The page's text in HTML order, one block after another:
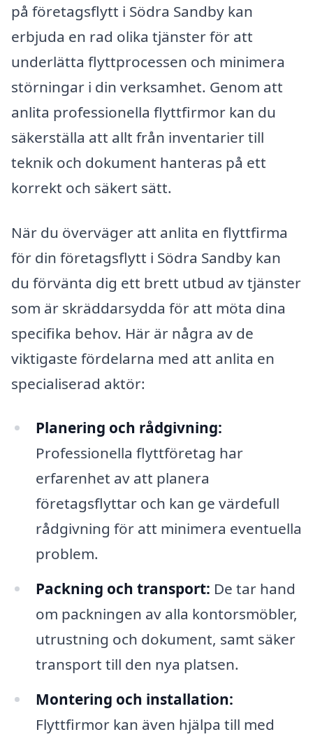
på företagsflytt i Södra Sandby kan
erbjuda en rad olika tjänster för att
underlätta flyttprocessen och minimera
störningar i din verksamhet. Genom att
anlita professionella flyttfirmor kan du
säkerställa att allt från inventarier till
teknik och dokument hanteras på ett
korrekt och säkert sätt.
När du överväger att anlita en flyttfirma
för din företagsflytt i Södra Sandby kan
du förvänta dig ett brett utbud av tjänster
som är skräddarsydda för att möta dina
specifika behov. Här är några av de
viktigaste fördelarna med att anlita en
specialiserad aktör:
Planering och rådgivning:
Professionella flyttföretag har
erfarenhet av att planera
företagsflyttar och kan ge värdefull
rådgivning för att minimera eventuella
problem.
Packning och transport: De tar hand
om packningen av alla kontorsmöbler,
utrustning och dokument, samt säker
transport till den nya platsen.
Montering och installation:
Flyttfirmor kan även hjälpa till med